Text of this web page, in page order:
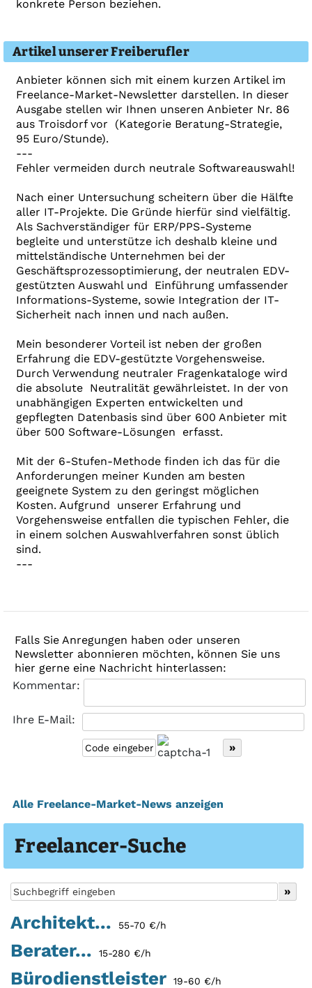
Freelancer-Suche
Architekt... 55-70 €/h
Berater... 15-280 €/h
Bürodienstleister 19-60 €/h
konkrete Person beziehen.
Artikel unserer Freiberufler
Anbieter können sich mit einem kurzen Artikel im
Freelance-Market-Newsletter darstellen. In dieser
Ausgabe stellen wir Ihnen unseren Anbieter Nr. 86
aus Troisdorf vor (Kategorie Beratung-Strategie,
95 Euro/Stunde).
---
Fehler vermeiden durch neutrale Softwareauswahl!
Nach einer Untersuchung scheitern über die Hälfte
aller IT-Projekte. Die Gründe hierfür sind vielfältig.
Als Sachverständiger für ERP/PPS-Systeme
begleite und unterstütze ich deshalb kleine und
mittelständische Unternehmen bei der
Geschäftsprozessoptimierung, der neutralen EDV-
gestützten Auswahl und Einführung umfassender
Informations-Systeme, sowie Integration der IT-
Sicherheit nach innen und nach außen.
Mein besonderer Vorteil ist neben der großen
Erfahrung die EDV-gestützte Vorgehensweise.
Durch Verwendung neutraler Fragenkataloge wird
die absolute Neutralität gewährleistet. In der von
unabhängigen Experten entwickelten und
gepflegten Datenbasis sind über 600 Anbieter mit
über 500 Software-Lösungen erfasst.
Mit der 6-Stufen-Methode finden ich das für die
Anforderungen meiner Kunden am besten
geeignete System zu den geringst möglichen
Kosten. Aufgrund unserer Erfahrung und
Vorgehensweise entfallen die typischen Fehler, die
in einem solchen Auswahlverfahren sonst üblich
sind.
---
Falls Sie Anregungen haben oder unseren
Newsletter abonnieren möchten, können Sie uns
hier gerne eine Nachricht hinterlassen:
Kommentar:
Ihre E-Mail:
Alle Freelance-Market-News anzeigen